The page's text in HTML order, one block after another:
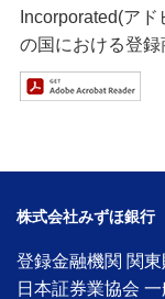
Incorporated(ア
の国における登録
株式会社みずほ銀行
登録金融機関 関
日本証券業協会